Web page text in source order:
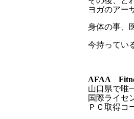
ヨガのアー
身体の事、
今持ってい
AFAA
山口県で唯
国際ライセ
ＰＣ取得コ